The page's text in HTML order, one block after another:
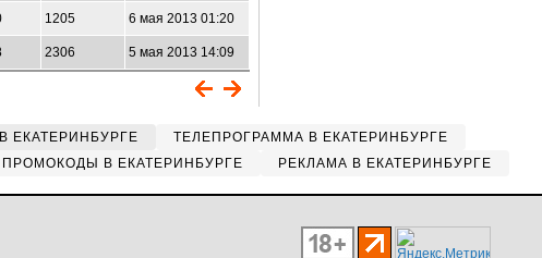
1205 6 мая 2013 01:20
2306 5 мая 2013 14:09
ЕКАТЕРИНБУРГЕ
ТЕЛЕПРОГРАММА В ЕКАТЕРИНБУРГЕ
ПРОМОКОДЫ В ЕКАТЕРИНБУРГЕ РЕКЛАМА В ЕКАТЕРИНБУРГЕ